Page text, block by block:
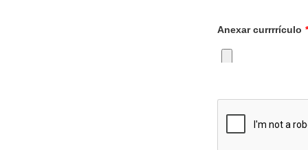
Anexar currrrículo *